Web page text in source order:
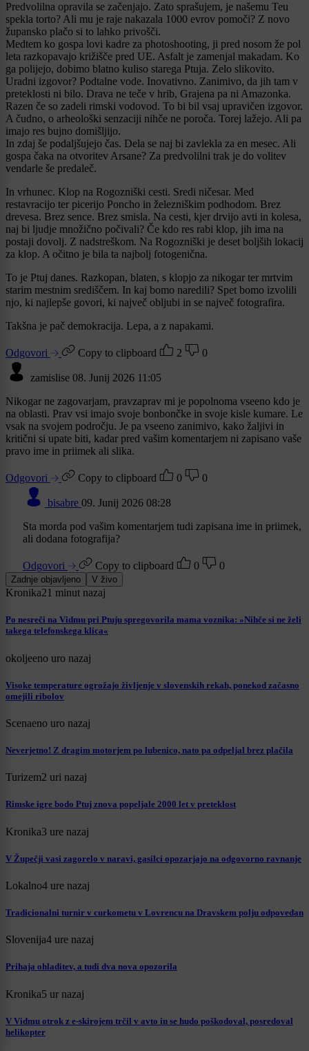
Predvolilna opravila se začenjajo. Zato sprašujem, je našemu Teu
spekla torto? Ali mu je raje nakazala 1000 evrov pomoči? Z novo
župansko plačo si to lahko privošči.
Medtem ko gospa lovi kadre za photoshooting, ji pred nosom že pol
leta razkopavajo križišče pred UE. Asfalt je zamenjal makadam. Ko
ga polijejo, dobimo blatno kuliso starega Ptuja. Zelo slikovito.
Uradni izgovor? Podtalne vode. Inovativno. Zanimivo, da jih tam v
preteklosti ni bilo. Drava ne teče v hrib, Grajena pa ni Amazonka.
Razen če so zadeli rimski vodovod. To bi bil vsaj upravičen izgovor.
A čudno, o arheološki senzaciji nihče ne poroča. Torej lažejo. Ali pa
imajo res bujno domišljijo.
In zdaj še podaljšujejo čas. Dela se naj bi zavlekla za en mesec. Ali
gospa čaka na otvoritev Arsane? Za predvolilni trak je do volitev
vendarle še predaleč.
In vrhunec. Klop na Rogozniški cesti. Sredi ničesar. Med
restavracijo ter picerijo Poncho in železniškim podhodom. Brez
drevesa. Brez sence. Brez smisla. Na cesti, kjer drvijo avti in kolesa,
naj bi ljudje množično počivali? Če kdo res rabi klop, jih ima na
postaji dovolj. Z nadstreškom. Na Rogozniški je deset boljših lokacij
za klop. A očitno je bila ta najbolj fotogenična.
To je Ptuj danes. Razkopan, blaten, s klopjo za nikogar ter mrtvim
starim mestnim središčem. In kaj bomo naredili? Spet bomo izvolili
njo, ki najlepše govori, ki največ obljubi in se največ fotografira.
Takšna je pač demokracija. Lepa, a z napakami.
Odgovori Copy to clipboard 2 0
zamislise 08. Junij 2026 11:05
Nikogar ne zagovarjam, pravzaprav mi je popolnoma vseeno kdo je
na oblasti. Prav vsi imajo svoje bonbončke in svoje kisle kumare. Le
vsak na svojem področju. Je pa vseeno zanimivo, kako žaljivi in
kritični si upate biti, kadar pred vašim komentarjem ni zapisano vaše
pravo ime in priimek ali slika.
Odgovori Copy to clipboard 0 0
bisabre 09. Junij 2026 08:28
Sta morda pod vašim komentarjem tudi zapisana ime in priimek,
ali dodana fotografija?
Odgovori Copy to clipboard 0 0
Zadnje objavljeno V živo
Kronika21 minut nazaj
Po nesreči na Vidmu pri Ptuju spregovorila mama voznika: »Nihče si ne želi
takega telefonskega klica«
okoljeeno uro nazaj
Visoke temperature ogrožajo življenje v slovenskih rekah, ponekod začasno
omejili ribolov
Scenaeno uro nazaj
Neverjetno! Z dragim motorjem po lubenico, nato pa odpeljal brez plačila
Turizem2 uri nazaj
Rimske igre bodo Ptuj znova popeljale 2000 let v preteklost
Kronika3 ure nazaj
V Župečji vasi zagorelo v naravi, gasilci opozarjajo na odgovorno ravnanje
Lokalno4 ure nazaj
Tradicionalni turnir v curkometu v Lovrencu na Dravskem polju odpovedan
Slovenija4 ure nazaj
Prihaja ohladitev, a tudi dva nova opozorila
Kronika5 ur nazaj
V Vidmu otrok z e-skirojem trčil v avto in se hudo poškodoval, posredoval
helikopter